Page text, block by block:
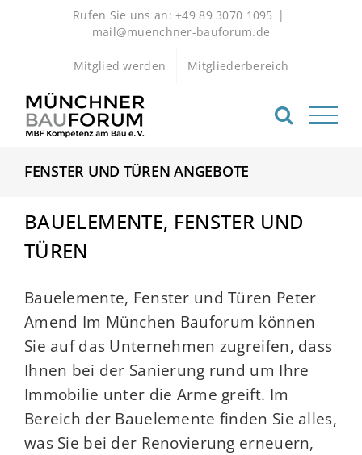
Rufen Sie uns an: +49 89 3070 1095 |
mail@muenchner-bauforum.de
Mitglied werden Mitgliederbereich
FENSTER UND TÜREN ANGEBOTE
BAUELEMENTE, FENSTER UND
TÜREN
Bauelemente, Fenster und Türen Peter
Amend Im München Bauforum können
Sie auf das Unternehmen zugreifen, dass
Ihnen bei der Sanierung rund um Ihre
Immobilie unter die Arme greift. Im
Bereich der Bauelemente finden Sie alles,
was Sie bei der Renovierung erneuern,